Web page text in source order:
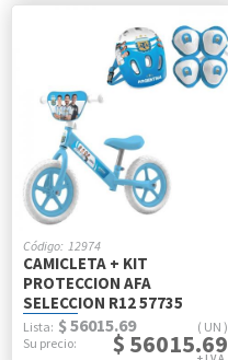
12974
CAMICLETA + KIT
PROTECCION AFA
SELECCION R12 57735
UN
$ 56015.69
$ 56015.69